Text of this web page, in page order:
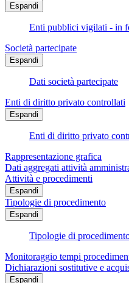
Espandi
Enti pubblici vigilati - in
Società partecipate
Espandi
Dati società partecipate
Enti di diritto privato controllati
Espandi
Enti di diritto privato
Rappresentazione grafica
Dati aggregati attività
Attività e procedimenti
Espandi
Tipologie di procedimento
Espandi
Tipologie di
Monitoraggio tempi
Dichiarazioni sostitutive e
Espandi